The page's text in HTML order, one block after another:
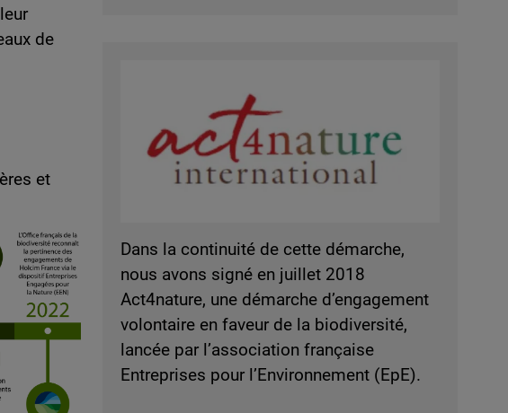
de
et
Dans la continuité de cette démarche,
nous avons signé en juillet 2018
Act4nature, une démarche d’engagement
volontaire en faveur de la biodiversité,
lancée par l’association française
Entreprises pour l’Environnement (EpE).